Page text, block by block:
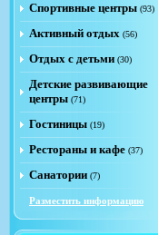
Спортивные центры (93)
Активный отдых (56)
Отдых с детьми (30)
Детские развивающие
центры (71)
Гостиницы (19)
Рестораны и кафе (37)
Санатории (7)
Разместить информацию